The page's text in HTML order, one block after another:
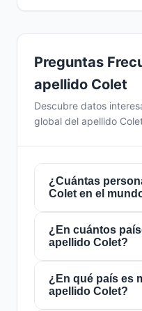
Preguntas
apellido Colet
Descubre datos
global del apellido
¿Cuántas
Colet en el
Actualmente hay
personascon el
mundo. Esto
de cada2,365,464
lleva este apellido.
¿En cuántos
apellido Colet?
El apellidoColet
de todo el mundo.
¿En qué país es
apellido Colet?